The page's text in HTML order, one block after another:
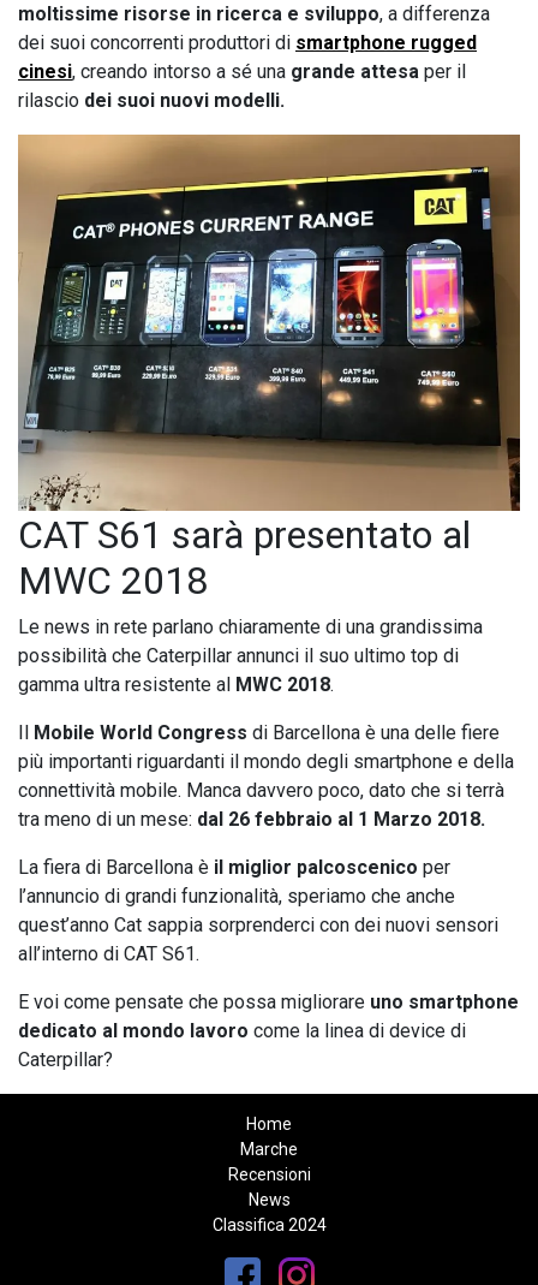
moltissime risorse in ricerca e sviluppo, a differenza
dei suoi concorrenti produttori di smartphone rugged
cinesi, creando intorso a sé una grande attesa per il
rilascio dei suoi nuovi modelli.
CAT S61 sarà presentato al
MWC 2018
Le news in rete parlano chiaramente di una grandissima
possibilità che Caterpillar annunci il suo ultimo top di
gamma ultra resistente al MWC 2018.
Il Mobile World Congress di Barcellona è una delle fiere
più importanti riguardanti il mondo degli smartphone e della
connettività mobile. Manca davvero poco, dato che si terrà
tra meno di un mese: dal 26 febbraio al 1 Marzo 2018.
La fiera di Barcellona è il miglior palcoscenico per
l’annuncio di grandi funzionalità, speriamo che anche
quest’anno Cat sappia sorprenderci con dei nuovi sensori
all’interno di CAT S61.
E voi come pensate che possa migliorare uno smartphone
dedicato al mondo lavoro come la linea di device di
Caterpillar?
Home
Marche
Recensioni
News
Classifica 2024